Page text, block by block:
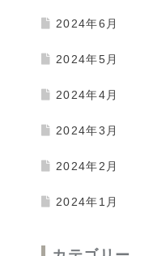
2024年6月
2024年5月
2024年4月
2024年3月
2024年2月
2024年1月